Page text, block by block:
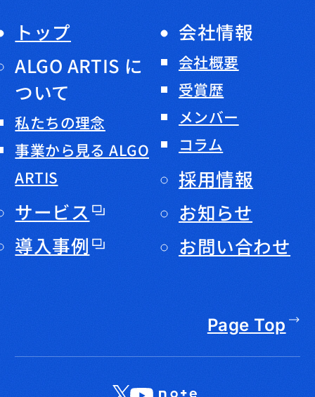
トップ
ALGO ARTIS に
ついて
私たちの理念
事業から見る ALGO
ARTIS
サービス
導入事例
会社情報
会社概要
受賞歴
メンバー
コラム
採用情報
お知らせ
お問い合わせ
Page Top